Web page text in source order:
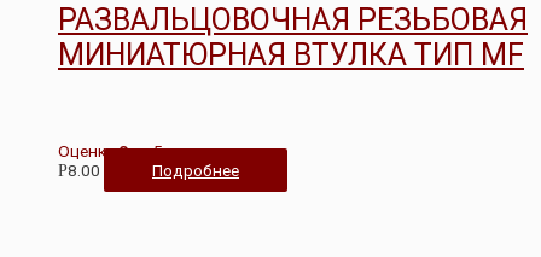
РАЗВАЛЬЦОВОЧНАЯ РЕЗЬБОВАЯ
МИНИАТЮРНАЯ ВТУЛКА ТИП MF
Оценка0из 5
Р8.00 Подробнее